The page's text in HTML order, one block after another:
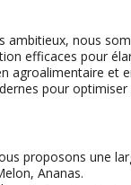
ambitieux, nous
efficaces pour
agroalimentaire et
pour
proposons une
Ananas.